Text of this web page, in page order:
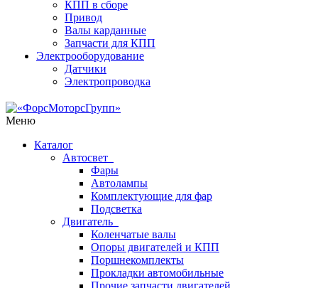
КПП в сборе
Привод
Валы карданные
Запчасти для КПП
Электрооборудование
Датчики
Электропроводка
Меню
Каталог
Автосвет
Фары
Автолампы
Комплектующие для фар
Подсветка
Двигатель
Коленчатые валы
Опоры двигателей и КПП
Поршнекомплекты
Прокладки автомобильные
Прочие запчасти двигателей